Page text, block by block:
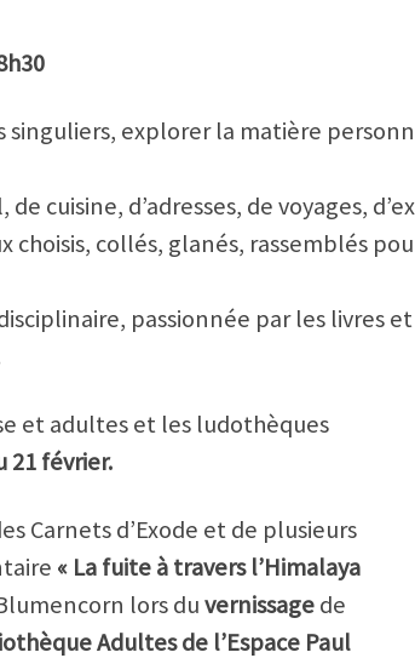
singuliers, explorer la matière
cuisine, d’adresses, de voyages,
collés, glanés, rassemblés
passionnée par les livres
et adultes et les ludothèques
21 février.
Carnets d’Exode et de plusieurs
« La fuite à travers l’Himalaya
lors duvernissagede
Adultes de l’Espace Paul